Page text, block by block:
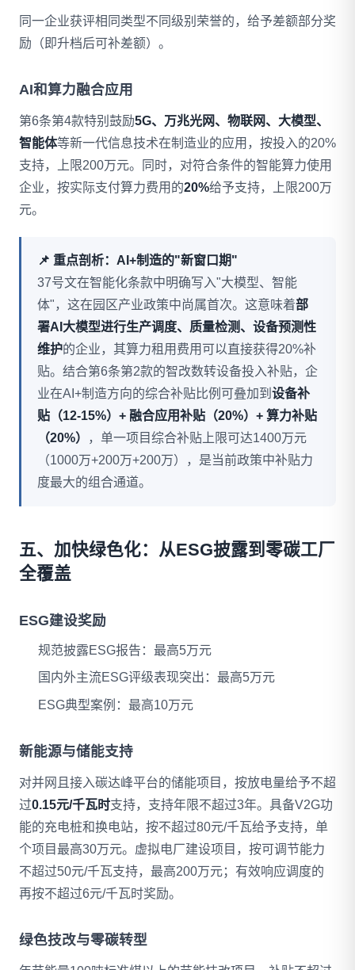
同一企业获评相同类型不同级别荣誉的，给予差额部分奖
励（即升档后可补差额）。
AI和算力融合应用
第6条第4款特别鼓励5G、万兆光网、物联网、大模型、
智能体等新一代信息技术在制造业的应用，按投入的20%
支持，上限200万元。同时，对符合条件的智能算力使用
企业，按实际支付算力费用的20%给予支持，上限200万
元。
📌 重点剖析：AI+制造的"新窗口期"
37号文在智能化条款中明确写入"大模型、智能
体"，这在园区产业政策中尚属首次。这意味着部
署AI大模型进行生产调度、质量检测、设备预测性
维护的企业，其算力租用费用可以直接获得20%补
贴。结合第6条第2款的智改数转设备投入补贴，企
业在AI+制造方向的综合补贴比例可叠加到 设备补
贴（12-15%）+ 融合应用补贴（20%）+ 算力补贴
（20%）
，单一项目综合补贴上限可达1400万元
（1000万+200万+200万），是当前政策中补贴力
度最大的组合通道。
五、加快绿色化：从ESG披露到零碳工厂
全覆盖
ESG建设奖励
规范披露ESG报告：最高5万元
国内外主流ESG评级表现突出：最高5万元
ESG典型案例：最高10万元
新能源与储能支持
对并网且接入碳达峰平台的储能项目，按放电量给予不超
过0.15元/千瓦时支持，支持年限不超过3年。具备V2G功
能的充电桩和换电站，按不超过80元/千瓦给予支持，单
个项目最高30万元。虚拟电厂建设项目，按可调节能力
不超过50元/千瓦支持，最高200万元；有效响应调度的
再按不超过6元/千瓦时奖励。
绿色技改与零碳转型